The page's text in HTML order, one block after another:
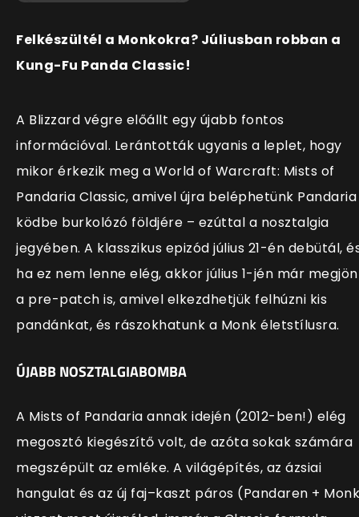
Felkészültél a Monkokra? Júliusban robban a
Kung-Fu Panda Classic!
A Blizzard végre előállt egy újabb fontos
információval. Lerántották ugyanis a leplet, hogy
mikor érkezik meg a World of Warcraft: Mists of
Pandaria Classic, amivel újra beléphetünk Pandaria
ködbe burkolózó földjére – ezúttal a nosztalgia
jegyében. A klasszikus epizód július 21-én debütál,
ha ez nem lenne elég, akkor július 1-jén már megjön
a pre-patch is, amivel elkezdhetjük felhúzni kis
pandánkat, és rászokhatunk a Monk életstílusra.
ÚJABB NOSZTALGIABOMBA
A Mists of Pandaria annak idején (2012-ben!) elég
megosztó kiegészítő volt, de azóta sokak számára
megszépült az emléke. A világépítés, az ázsiai
hangulat és az új faj–kaszt páros (Pandaren +